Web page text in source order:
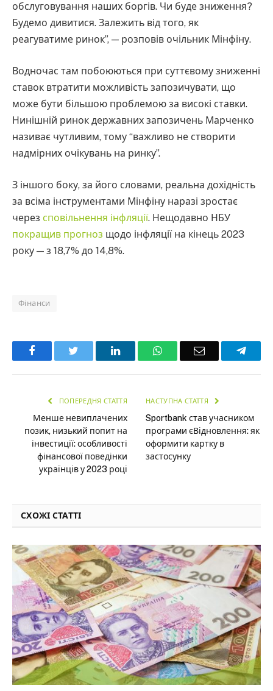
обслуговування наших боргів. Чи буде зниження?
Будемо дивитися. Залежить від того, як
реагуватиме ринок”, — розповів очільник Мінфіну.
Водночас там побоюються при суттєвому зниженні
ставок втратити можливість запозичувати, що
може бути більшою проблемою за високі ставки.
Нинішній ринок державних запозичень Марченко
називає чутливим, тому “важливо не створити
надмірних очікувань на ринку”.
З іншого боку, за його словами, реальна дохідність
за всіма інструментами Мінфіну наразі зростає
через сповільнення інфляції. Нещодавно НБУ
покращив прогноз щодо інфляції на кінець 2023
року — з 18,7% до 14,8%.
Фінанси
Facebook LinkedInWhatsAppEmail
ПОПЕРЕДНЯ СТАТТЯ
Менше невиплачених
позик, низький попит на
інвестиції: особливості
фінансової поведінки
українців у 2023 році
НАСТУПНА СТАТТЯ
Sportbank став учасником
програми єВідновлення: як
оформити картку в
застосунку
СХОЖІ СТАТТІ